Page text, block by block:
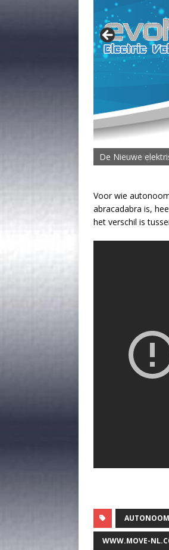
De MOVE
Voor wie
abracadabra is,
het verschil is
WWW.MOVE-